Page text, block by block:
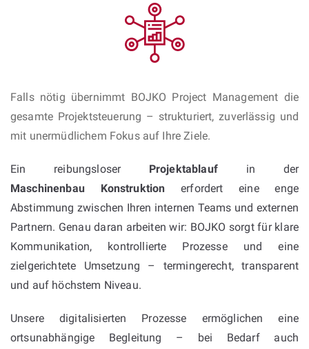
Falls nötig übernimmt BOJKO Project Management die
gesamte Projektsteuerung – strukturiert, zuverlässig und
mit unermüdlichem Fokus auf Ihre Ziele.
Ein reibungsloser Projektablaufin der
Maschinenbau Konstruktion erfordert eine enge
Abstimmung zwischen Ihren internen Teams und externen
Partnern. Genau daran arbeiten wir: BOJKO sorgt für klare
Kommunikation, kontrollierte Prozesse und eine
zielgerichtete Umsetzung – termingerecht, transparent
und auf höchstem Niveau.
Unsere digitalisierten Prozesse ermöglichen eine
ortsunabhängige Begleitung – bei Bedarf auch